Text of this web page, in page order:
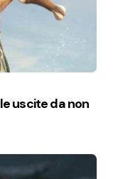
uscite da non